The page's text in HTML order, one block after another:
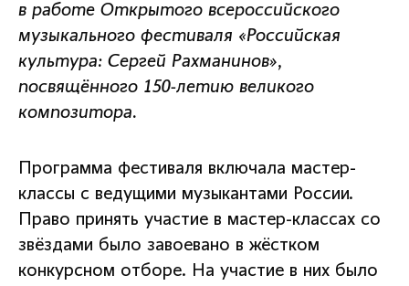
в работе Открытого всероссийского
музыкального фестиваля «Российская
культура: Сергей Рахманинов»,
посвящённого 150-летию великого
композитора.
Программа фестиваля включала мастер-
классы с ведущими музыкантами России.
Право принять участие в мастер-классах со
звёздами было завоевано в жёстком
конкурсном отборе. На участие в них было